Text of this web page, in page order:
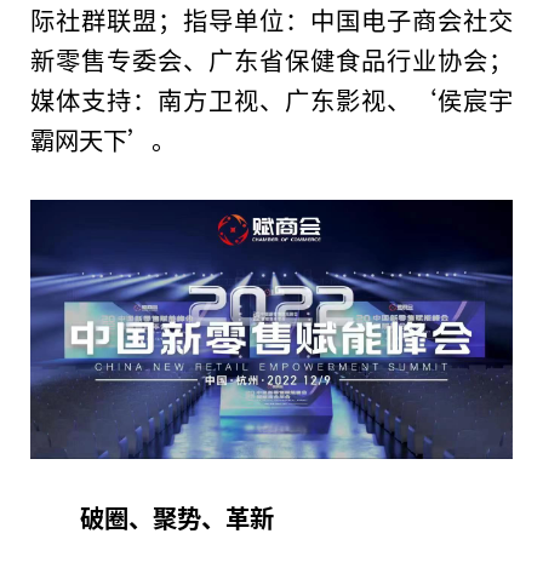
际社群联盟；指导单位： 中国电子商会社交
新零售专委会、广东省保健食品行业协会；
媒体支持：南方卫视、广东影视、‘侯宸宇
霸网天下’。
破圈、 聚势、 革新